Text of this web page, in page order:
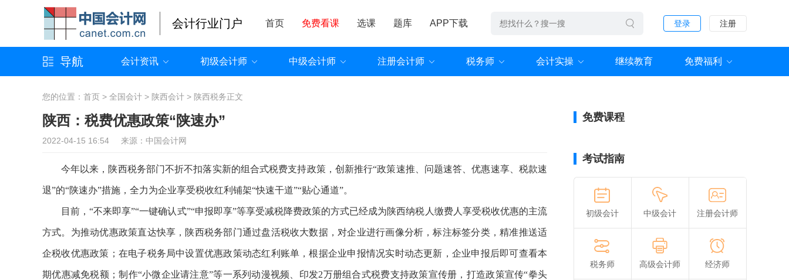
会计行业门户 首页 免费看课 选课 题库 APP下载 登录 注册
导航 会计资讯 初级会计师 中级会计师 注册会计师 税务师 会计实操 继续教育 免费福利
您的位置： 首页 > 全国会计 > 陕西会计 > 陕西税务正文
陕西：税费优惠政策“陕速办”
2022-04-15 16:54 来源：中国会计网
今年以来，陕西税务部门不折不扣落实新的组合式税费支持政策，创新推行“政策速推、问题速答、优惠速享、税款速
退”的“陕速办”措施，全力为企业享受税收红利铺架“快速干道”“贴心通道”。
目前，“不来即享”“一键确认式”“申报即享”等享受减税降费政策的方式已经成为陕西纳税人缴费人享受税收优惠的主流
方式。为推动优惠政策直达快享，陕西税务部门通过盘活税收大数据，对企业进行画像分析，标注标签分类，精准推送适
企税收优惠政策；在电子税务局中设置优惠政策动态红利账单，根据企业申报情况实时动态更新，企业申报后即可查看本
期优惠减免税额；制作“小微企业请注意”等一系列动漫视频、印发2万册组合式税费支持政策宣传册，打造政策宣传“拳头
免费课程
考试指南
初级会计 中级会计 注册会计师
税务师 高级会计师 经济师